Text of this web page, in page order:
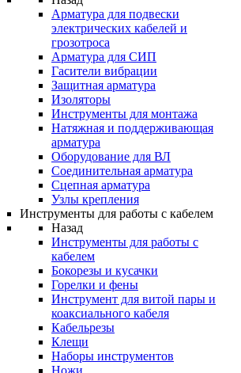
Арматура для подвески
электрических кабелей и
грозотроса
Арматура для СИП
Гасители вибрации
Защитная арматура
Изоляторы
Инструменты для монтажа
Натяжная и поддерживающая
арматура
Оборудование для ВЛ
Соединительная арматура
Сцепная арматура
Узлы крепления
Инструменты для работы с кабелем
Назад
Инструменты для работы с
кабелем
Бокорезы и кусачки
Горелки и фены
Инструмент для витой пары и
коаксиального кабеля
Кабельрезы
Клещи
Наборы инструментов
Ножи